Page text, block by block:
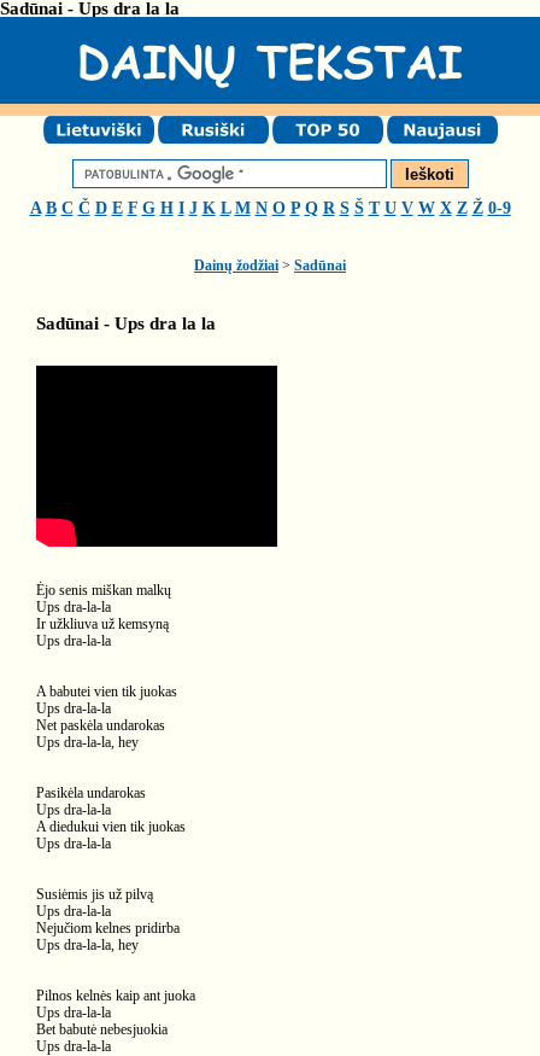
Sadūnai - Ups dra la la
A B C Č D E F G H I J K L M N O P Q R S Š T U V W X Z Ž 0-9
Dainų žodžiai > Sadūnai
Sadūnai - Ups dra la la
Ėjo senis miškan malkų
Ups dra-la-la
Ir užkliuva už kemsyną
Ups dra-la-la
A babutei vien tik juokas
Ups dra-la-la
Net paskėla undarokas
Ups dra-la-la, hey
Pasikėla undarokas
Ups dra-la-la
A diedukui vien tik juokas
Ups dra-la-la
Susiėmis jis už pilvą
Ups dra-la-la
Nejučiom kelnes pridirba
Ups dra-la-la, hey
Pilnos kelnės kaip ant juoka
Ups dra-la-la
Bet babutė nebesjuokia
Ups dra-la-la